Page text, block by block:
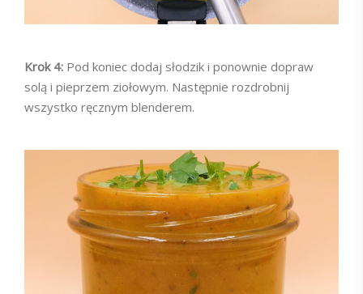
Krok 4: Pod koniec dodaj słodzik i ponownie dopraw
solą i pieprzem ziołowym. Następnie rozdrobnij
wszystko ręcznym blenderem.